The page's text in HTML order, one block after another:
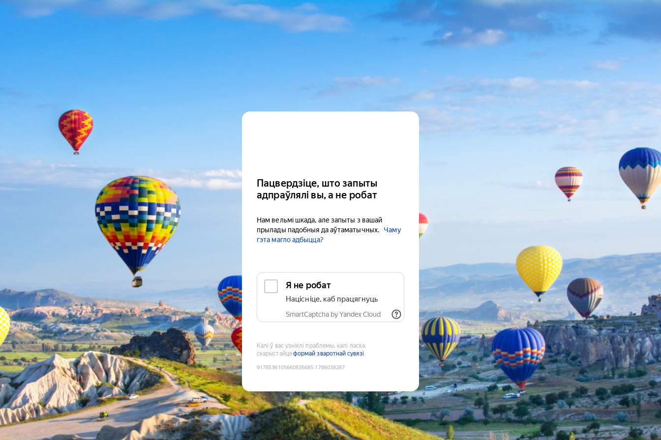
Пацвердзіце, што запыты
адпраўлялі вы, а не робат
Нам вельмі шкада, але запыты з вашай
прылады падобныя да аўтаматычных.
Чаму
гэта магло адбыцца?
Я не робат
Націсніце, каб працягнуць
SmartCaptcha by Yandex Cloud
Калі ў вас узніклі праблемы, калі ласка,
скарыстайцеформай зваротнай сувязі
9178536105660835685:1786038287